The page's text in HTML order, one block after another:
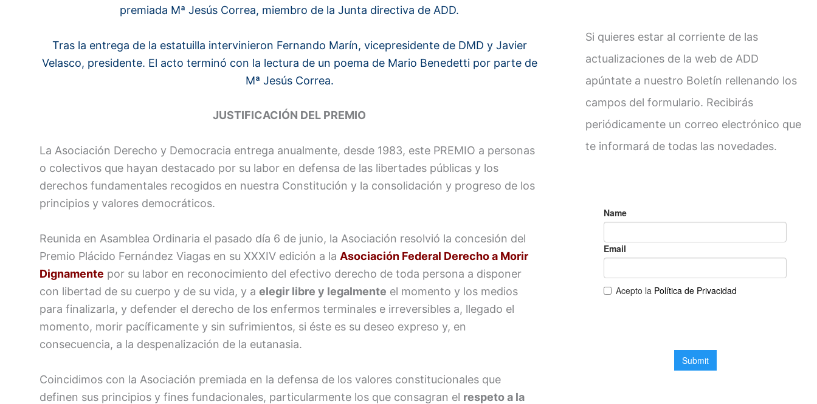
premiada Mª Jesús Correa, miembro de la Junta directiva de ADD.
Tras la entrega de la estatuilla intervinieron Fernando Marín, vicepresidente de DMD y Javier
Velasco, presidente. El acto terminó con la lectura de un poema de Mario Benedetti por parte de
Mª Jesús Correa.
JUSTIFICACIÓN DEL PREMIO
La Asociación Derecho y Democracia entrega anualmente, desde 1983, este PREMIO a personas
o colectivos que hayan destacado por su labor en defensa de las libertades públicas y los
derechos fundamentales recogidos en nuestra Constitución y la consolidación y progreso de los
principios y valores democráticos.
Reunida en Asamblea Ordinaria el pasado día 6 de junio, la Asociación resolvió la concesión del
Premio Plácido Fernández Viagas en su XXXIV edición a la Asociación Federal Derecho a Morir
Dignamente por su labor en reconocimiento del efectivo derecho de toda persona a disponer
con libertad de su cuerpo y de su vida, y a elegir libre y legalmente el momento y los medios
para finalizarla, y defender el derecho de los enfermos terminales e irreversibles a, llegado el
momento, morir pacíficamente y sin sufrimientos, si éste es su deseo expreso y, en
consecuencia, a la despenalización de la eutanasia.
Coincidimos con la Asociación premiada en la defensa de los valores constitucionales que
definen sus principios y fines fundacionales, particularmente los que consagran el respeto a la
Si quieres estar al corriente de las
actualizaciones de la web de ADD
apúntate a nuestro Boletín rellenando los
campos del formulario. Recibirás
periódicamente un correo electrónico que
te informará de todas las novedades.